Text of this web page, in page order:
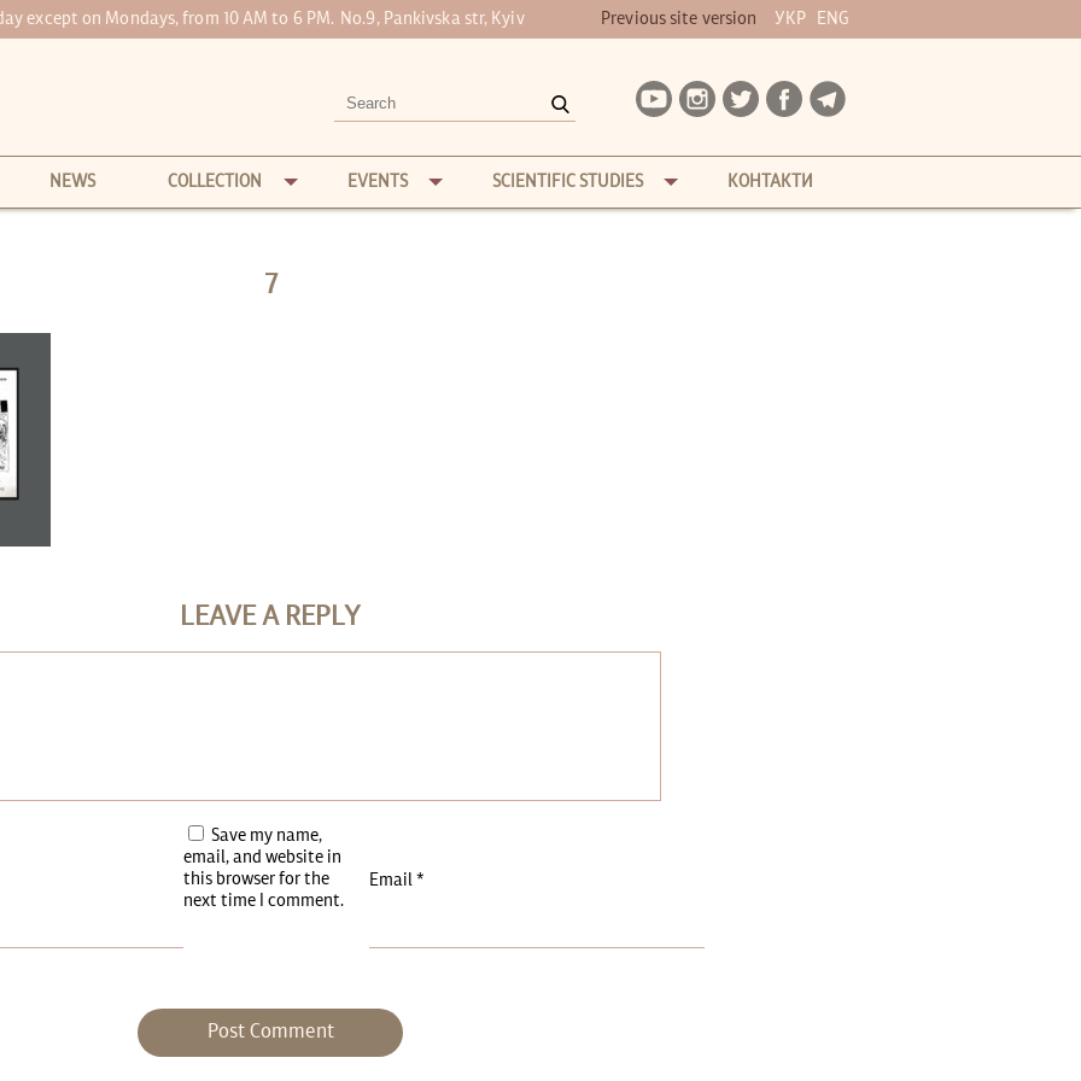
except on Mondays, from 10 AM to 6 PM. No.9, Pankivska str, Kyiv Previous site version УКР ENG
NEWS COLLECTION EVENTS SCIENTIFIC STUDIES КОНТАКТИ
7
LEAVE A REPLY
Email *
Save my name,
email, and website in
this browser for the
next time I comment.